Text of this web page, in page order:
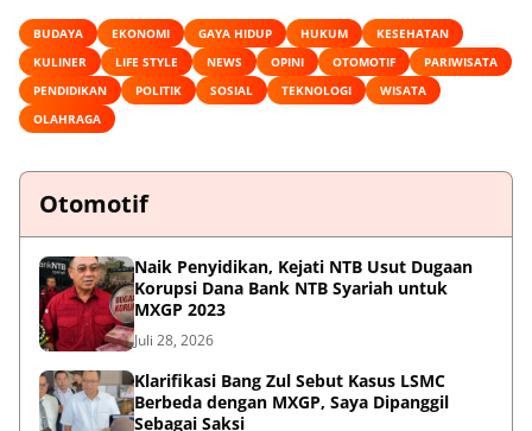
BUDAYA EKONOMI GAYA HIDUP HUKUM
KESEHATAN
KULINER
LIFE STYLE NEWS OPINI OTOMOTIF
PARIWISATA
PENDIDIKAN
POLITIK SOSIAL TEKNOLOGI
WISATA
OLAHRAGA
Otomotif
Naik Penyidikan, Kejati NTB Usut Dugaan
Korupsi Dana Bank NTB Syariah untuk
MXGP 2023
Juli 28, 2026
Klarifikasi Bang Zul Sebut Kasus LSMC
Berbeda dengan MXGP, Saya Dipanggil
Sebagai Saksi